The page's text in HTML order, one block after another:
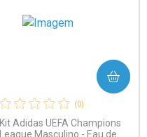
Comprar sem Desconto
Por R$ 41,57/cada
Comprar sem Desconto
Por R$ 41,57/cada
(0)
Kit Adidas UEFA Champions
League Masculino - Eau de
COMPRAR